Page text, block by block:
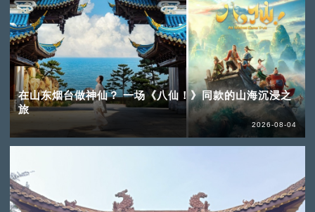
在山东烟台做神仙？ 一场《八仙！》同款的山海沉浸之
旅
2026-08-04